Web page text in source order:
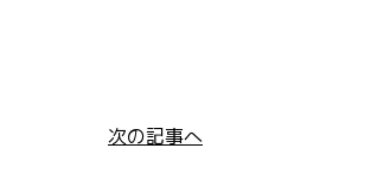
次の記事へ